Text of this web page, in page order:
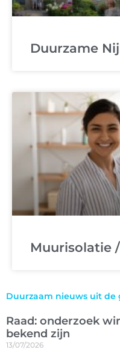
Duurzame
Muurisolatie
Duurzaam nieuws uit de
Raad: onderzoek
bekend zijn
13/07/2026